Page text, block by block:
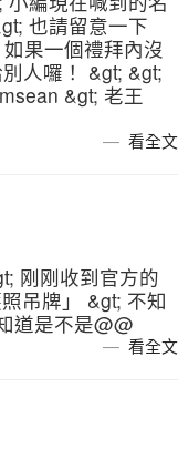
也請留意一下
果一個禮拜內沒
人囉！ &gt; &gt;
&gt; 老王
看全文
刚刚收到官方的
吊牌」 &gt; 不知
道是不是@@
看全文